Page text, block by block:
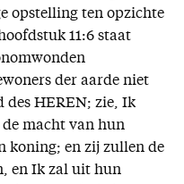
opstelling ten opzichte
11:6 staat
der aarde niet
HEREN; zie, Ik
de macht van hun
koning; en zij zullen de
en Ik zal uit hun